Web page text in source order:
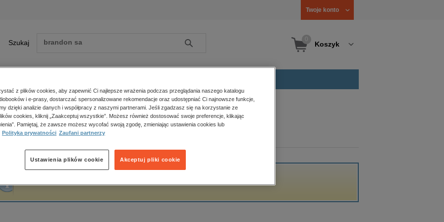
Twoje konto
Szukaj Szukaj Koszyk
Zobacz wszystkie E-prasa
polityka, społeczno-informacyjne
psychologiczne
popularno-naukowe
historia
główna Michał Pick
Pick
z plików cookies, aby zapewnić Ci najlepsze wrażenia podczas przeglądania naszego katalogu
i e-prasy, dostarczać spersonalizowane rekomendacje oraz udostępniać Ci najnowsze funkcje,
dzięki analizie danych i współpracy z naszymi partnerami. Jeśli zgadzasz się na korzystanie ze
cookies, kliknij „Zaakceptuj wszystkie”. Możesz również dostosować swoje preferencje, klikając
Pamiętaj, że zawsze możesz wycofać swoją zgodę, zmieniając ustawienia cookies lub
Polityka prywatności Zaufani partnerzy
Akceptuj pliki cookie
Ustawienia plików cookie